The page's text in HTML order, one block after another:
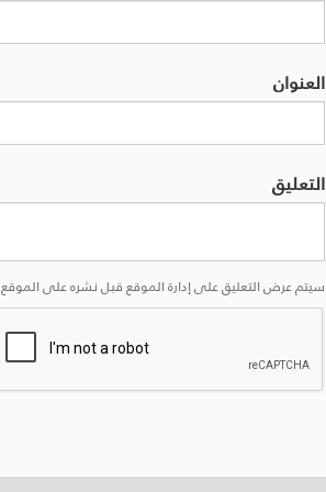
العنوان
التعليق
سيتم عرض التعليق على إدارة الموقع قبل نشره على الموقع